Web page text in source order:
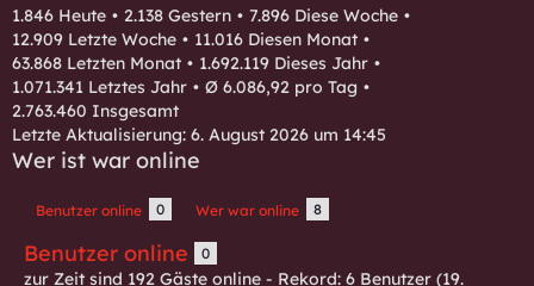
1.846 Heute 2.138 Gestern
7.896 Diese Woche
12.909 Letzte Woche
11.016 Diesen Monat
63.868 Letzten Monat
1.692.119 Dieses Jahr
1.071.341 Letztes Jahr
Ø 6.086,92 pro Tag
2.763.460 Insgesamt
Letzte Aktualisierung: 6. August 2026 um 14:45
Wer ist war online
Benutzer online 0 Wer war online 8
Benutzer online 0
zur Zeit sind 192 Gäste online - Rekord: 6 Benutzer (19.